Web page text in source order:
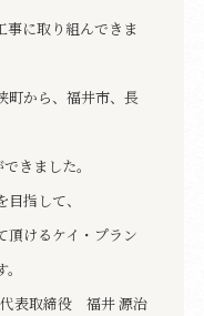
事に取り組んできま
町から、福井市、長
きました。
指して、
頂けるケイ・プラン
代表取締役 福井 源治